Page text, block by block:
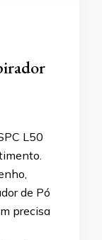
L50
de Pó
precisa